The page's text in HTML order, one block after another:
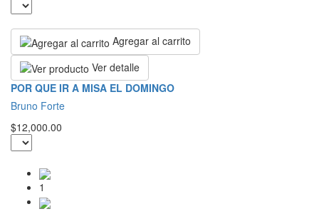
Agregar al carrito
Ver detalle
POR QUE IR A MISA EL DOMINGO
Bruno Forte
$12,000.00
1